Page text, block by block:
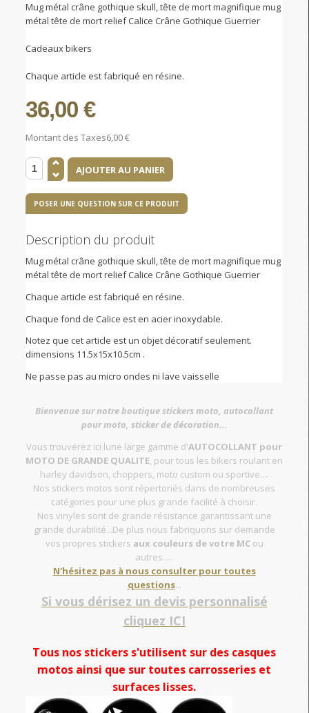
Mug métal crâne gothique skull, tête de mort magnifique mug
métal tête de mort relief Calice Crâne Gothique Guerrier
Cadeaux bikers
Chaque article est fabriqué en résine.
36,00 €
Montant des Taxes6,00 €
POSER UNE QUESTION SUR CE PRODUIT
Description du produit
Mug métal crâne gothique skull, tête de mort magnifique mug
métal tête de mort relief Calice Crâne Gothique Guerrier
Chaque article est fabriqué en résine.
Chaque fond de Calice est en acier inoxydable.
Notez que cet article est un objet décoratif seulement.
dimensions 11.5x15x10.5cm .
Ne passe pas au micro ondes ni lave vaisselle
Bienvenue sur notre boutique stickers moto, autocollant
pour moto, sticker de décoration...
Vous trouverez ici lune large gamme d'AUTOCOLLANT pour
MOTO DE GRANDE QUALITE, pour tous les bikers roulant en
harley davidson, choppers, moto custom ou sportive....
Nos stickers motos sont répertoriés dans de nombreuses
catégories pour une plus grande facilité à choisir.
Nos vinyles sont de grande résistance garantissant une
grande durabilité...De plus nous fabriquons sur demande
vos propres stickers aux couleurs de votre MCou
autres.....
N'hésitez pas à nous consulter pour toutes
questions...
Si vous dérisez un devis personnalisé
cliquez ICI
Tous nos stickers s'utilisent sur des casques
motos ainsi que sur toutes carrosseries et
surfaces lisses.